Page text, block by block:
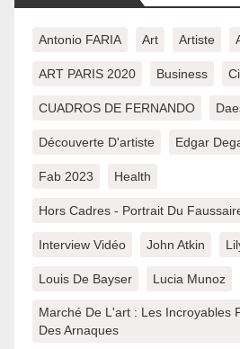
Antonio FARIA Art Artiste
ART PARIS 2020 Business
CUADROS DE FERNANDO
Découverte D'artiste Edgar
Fab 2023 Health
Hors Cadres - Portrait Du
Interview Vidéo John Atkin
Louis De Bayser Lucia Munoz
Marché De L'art : Les Incroyables
Des Arnaques